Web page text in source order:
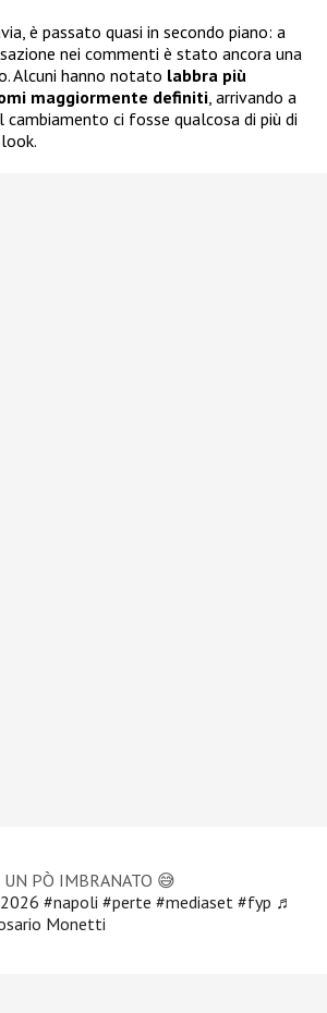
è passato quasi in secondo piano: a
nei commenti è stato ancora una
Alcuni hanno notato labbra più
maggiormente definiti , arrivando a
cambiamento ci fosse qualcosa di più di
UN PÒ IMBRANATO 😅
#napoli #perte #mediaset #fyp ♬
Monetti